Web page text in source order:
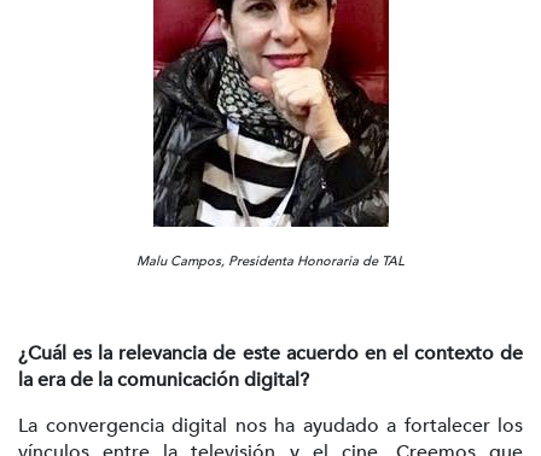
Malu Campos, Presidenta Honoraria de TAL
¿Cuál es la relevancia de este acuerdo en el contexto de
la era de la comunicación digital?
La convergencia digital nos ha ayudado a fortalecer los